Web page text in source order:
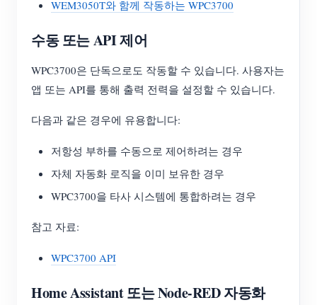
WEM3050T와 함께 작동하는 WPC3700
수동 또는 API 제어
WPC3700은 단독으로도 작동할 수 있습니다. 사용자는
앱 또는 API를 통해 출력 전력을 설정할 수 있습니다.
다음과 같은 경우에 유용합니다:
저항성 부하를 수동으로 제어하려는 경우
자체 자동화 로직을 이미 보유한 경우
WPC3700을 타사 시스템에 통합하려는 경우
참고 자료:
WPC3700 API
Home Assistant 또는 Node-RED 자동화